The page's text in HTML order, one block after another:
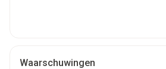
Waarschuwingen